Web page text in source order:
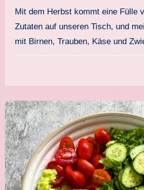
Mit dem Herbst kommt eine Fülle von köstlichen
Zutaten auf unseren Tisch, und
mit Birnen, Trauben, Käse und